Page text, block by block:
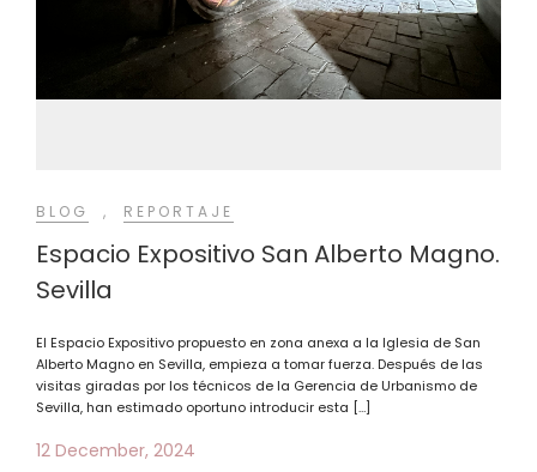
BLOG , REPORTAJE
Espacio Expositivo San Alberto Magno.
Sevilla
El Espacio Expositivo propuesto en zona anexa a la Iglesia de San
Alberto Magno en Sevilla, empieza a tomar fuerza. Después de las
visitas giradas por los técnicos de la Gerencia de Urbanismo de
Sevilla, han estimado oportuno introducir esta […]
12 December, 2024